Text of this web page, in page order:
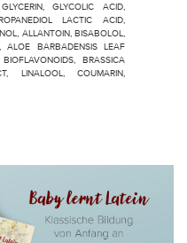
GLYCOLIC ACID,
LACTIC ACID,
ALLANTOIN, BISABOLOL,
ALOE BARBADENSIS LEAF
BRASSICA
LINALOOL, COUMARIN,